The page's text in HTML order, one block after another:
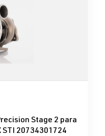
5 estrellas
Stage 2 para
20734301724